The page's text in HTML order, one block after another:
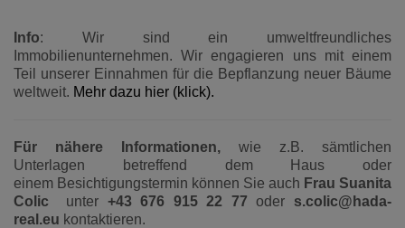
Info: Wir sind ein umweltfreundliches
Immobilienunternehmen. Wir engagieren uns mit einem
Teil unserer Einnahmen für die Bepflanzung neuer Bäume
weltweit. Mehr dazu hier (klick).
Für nähere Informationen, wie z.B. sämtlichen
Unterlagen betreffend dem Haus oder
einem Besichtigungstermin können Sie auch Frau Suanita
Colic unter +43 676 915 22 77oder s.colic@hada-
real.eu kontaktieren.